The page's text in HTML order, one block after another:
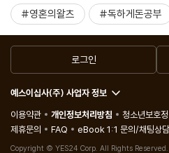
#영혼의왈츠
#독하게돈공부
로그인
예스이십사(주) 사업자 정보
이용약관
개인정보처리방침
청소년보호
제휴문의
FAQ eBook 1:1 문의/채팅상담
Copyright © YES24 Corp. All Rights Reserved.